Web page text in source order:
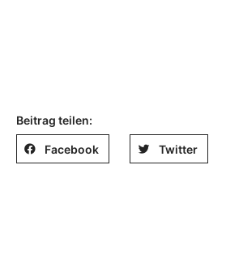
Beitrag teilen:
Facebook Twitter